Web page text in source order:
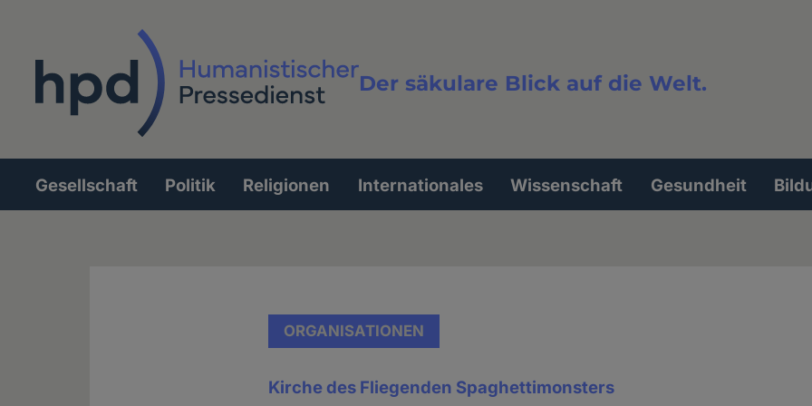
Der säkulare Blick auf die Welt.
Volltextsuche
Hauptnavigation
Gesellschaft Politik Religionen Internationales Wissenschaft Gesundheit
ORGANISATIONEN
Kirche des Fliegenden Spaghettimonsters